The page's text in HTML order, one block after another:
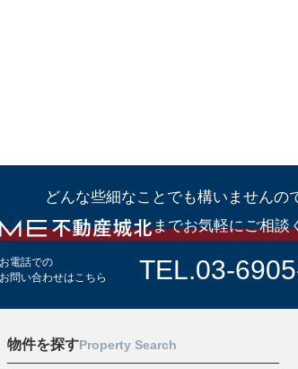
どんな些細なことでも構いませんの
までお気軽にご相談
お電話での
お問い合わせはこちら
TEL.03-
物件を探すProperty Search